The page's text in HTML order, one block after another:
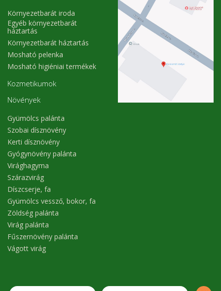
Környezetbarát iroda
Egyéb környezetbarát
háztartás
Környezetbarát háztartás
Mosható pelenka
Mosható higiéniai termékek
Kozmetikumok
Növények
Gyümölcs palánta
Szobai dísznövény
Kerti dísznövény
Gyógynövény palánta
Virághagyma
Szárazvirág
Díszcserje, fa
Gyümölcs vessző, bokor, fa
Zöldség palánta
Virág palánta
Fűszernövény palánta
Vágott virág